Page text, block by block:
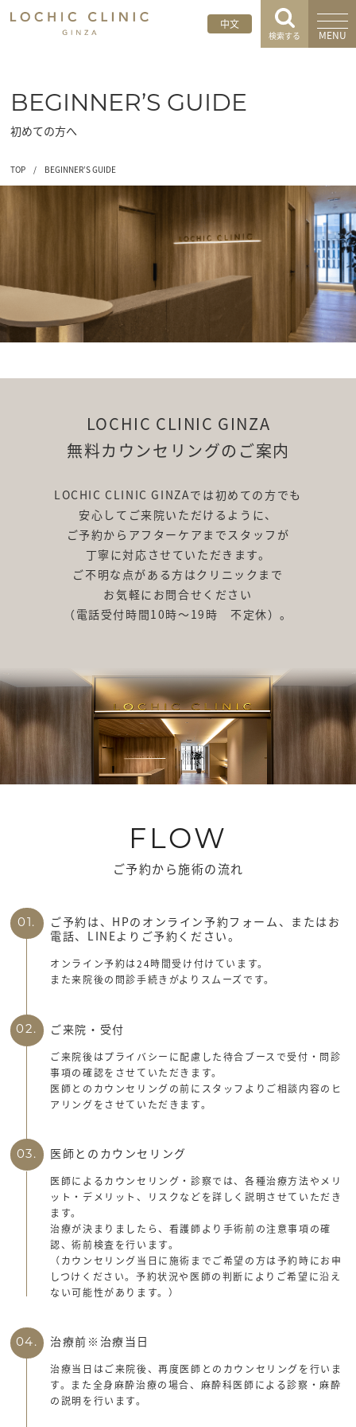
中文
検索する MENU
BEGINNER’S GUIDE
初めての方へ
TOP / BEGINNER’S GUIDE
LOCHIC CLINIC GINZA
無料カウンセリングのご案内
LOCHIC CLINIC GINZAでは初めての方でも
安心してご来院いただけるように、
ご予約からアフターケアまでスタッフが
丁寧に対応させていただきます。
ご不明な点がある方はクリニックまで
お気軽にお問合せください
（電話受付時間10時～19時 不定休）。
FLOW
ご予約から施術の流れ
01.
ご予約は、HPのオンライン予約フォーム、またはお
電話、LINEよりご予約ください。
オンライン予約は24時間受け付けています。
また来院後の問診手続きがよりスムーズです。
02. ご来院・受付
ご来院後はプライバシーに配慮した待合ブースで受付・問診
事項の確認をさせていただきます。
医師とのカウンセリングの前にスタッフよりご相談内容のヒ
アリングをさせていただきます。
03. 医師とのカウンセリング
医師によるカウンセリング・診察では、各種治療方法やメリ
ット・デメリット、リスクなどを詳しく説明させていただき
ます。
治療が決まりましたら、看護師より手術前の注意事項の確
認、術前検査を行います。
（カウンセリング当日に施術までご希望の方は予約時にお申
しつけください。予約状況や医師の判断によりご希望に沿え
ない可能性があります。）
04. 治療前※治療当日
治療当日はご来院後、再度医師とのカウンセリングを行いま
す。また全身麻酔治療の場合、麻酔科医師による診察・麻酔
の説明を行います。